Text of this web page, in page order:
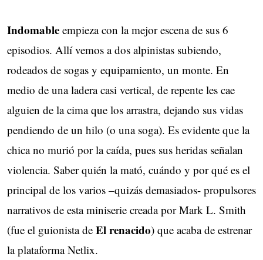
Indomable empieza con la mejor escena de sus 6
episodios. Allí vemos a dos alpinistas subiendo,
rodeados de sogas y equipamiento, un monte. En
medio de una ladera casi vertical, de repente les cae
alguien de la cima que los arrastra, dejando sus vidas
pendiendo de un hilo (o una soga). Es evidente que la
chica no murió por la caída, pues sus heridas señalan
violencia. Saber quién la mató, cuándo y por qué es el
principal de los varios –quizás demasiados- propulsores
narrativos de esta miniserie creada por Mark L. Smith
(fue el guionista de El renacido) que acaba de estrenar
la plataforma Netlix.